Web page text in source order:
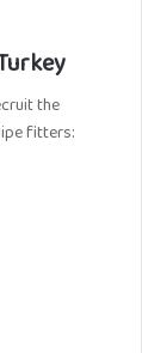
the
fitters: